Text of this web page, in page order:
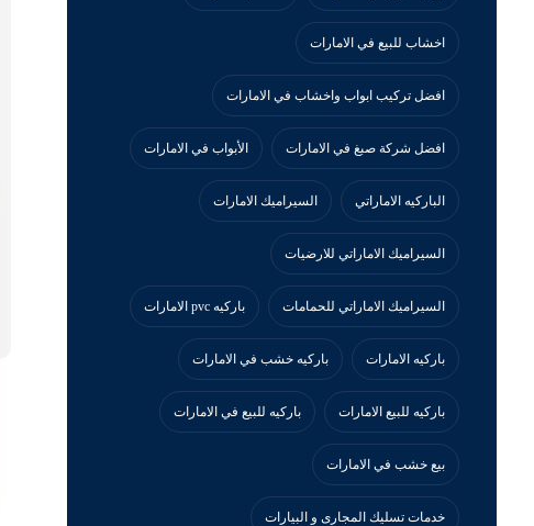
اخشاب للبيع في الامارات
افضل تركيب ابواب واخشاب في الامارات
افضل شركة صبغ في الامارات الأبواب في الامارات
الباركيه الاماراتي السيراميك الامارات
السيراميك الاماراتي للارضيات
السيراميك الاماراتي للحمامات باركيه pvc الامارات
باركيه الامارات باركيه خشب في الامارات
باركيه للبيع الامارات باركيه للبيع في الامارات
بيع خشب في الامارات
خدمات تسليك المجارى و البيارات